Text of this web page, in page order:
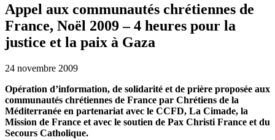
Appel aux communautés chrétiennes de
France, Noël 2009 – 4 heures pour la
justice et la paix à Gaza
24 novembre 2009
Opération d’information, de solidarité et de prière proposée aux
communautés chrétiennes de France par Chrétiens de la
Méditerranée en partenariat avec le CCFD, La Cimade, la
Mission de France et avec le soutien de Pax Christi France et du
Secours Catholique.